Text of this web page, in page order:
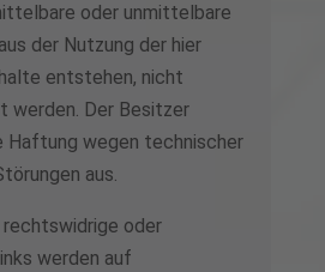
oder unmittelbare
der Nutzung der hier
entstehen, nicht
werden. Der Besitzer
Haftung wegen technischer
aus.
oder
werden auf